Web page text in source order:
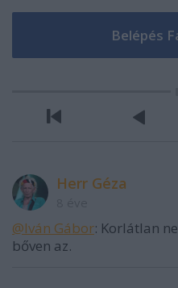
Herr Géza
@Iván Gábor: Korlátlan
bőven az.